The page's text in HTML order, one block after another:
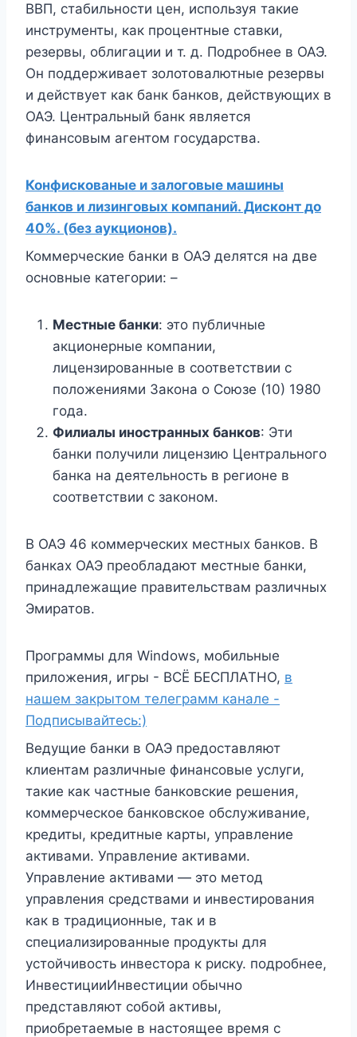
ВВП, стабильности цен, используя такие
инструменты, как процентные ставки,
резервы, облигации и т. д. Подробнее в ОАЭ.
Он поддерживает золотовалютные резервы
и действует как банк банков, действующих в
ОАЭ. Центральный банк является
финансовым агентом государства.
Конфискованые и залоговые машины
банков и лизинговых компаний. Дисконт до
40%. (без аукционов).
Коммерческие банки в ОАЭ делятся на две
основные категории: –
Местные банки: это публичные
акционерные компании,
лицензированные в соответствии с
положениями Закона о Союзе (10) 1980
года.
Филиалы иностранных банков: Эти
банки получили лицензию Центрального
банка на деятельность в регионе в
соответствии с законом.
В ОАЭ 46 коммерческих местных банков. В
банках ОАЭ преобладают местные банки,
принадлежащие правительствам различных
Эмиратов.
Программы для Windows, мобильные
приложения, игры - ВСЁ БЕСПЛАТНО, в
нашем закрытом телеграмм канале -
Подписывайтесь:)
Ведущие банки в ОАЭ предоставляют
клиентам различные финансовые услуги,
такие как частные банковские решения,
коммерческое банковское обслуживание,
кредиты, кредитные карты, управление
активами. Управление активами.
Управление активами — это метод
управления средствами и инвестирования
как в традиционные, так и в
специализированные продукты для
устойчивость инвестора к риску. подробнее,
ИнвестицииИнвестиции обычно
представляют собой активы,
приобретаемые в настоящее время с